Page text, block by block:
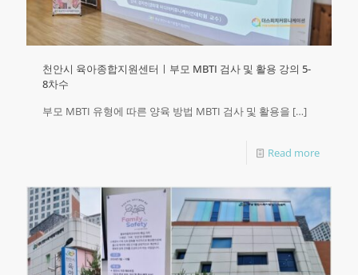
천안시 육아종합지원센터ㅣ부모 MBTI 검사 및 활용 강의 5-
8차수
부모 MBTI 유형에 따른 양육 방법 MBTI 검사 및 활용을 […]
Read more